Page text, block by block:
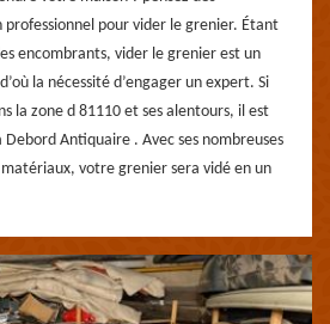
pour vider le grenier. Étant
encombrants, vider le grenier est un
la nécessité d’engager un expert. Si
la zone d 81110 et ses alentours, il est
Antiquaire . Avec ses nombreuses
votre grenier sera vidé en un